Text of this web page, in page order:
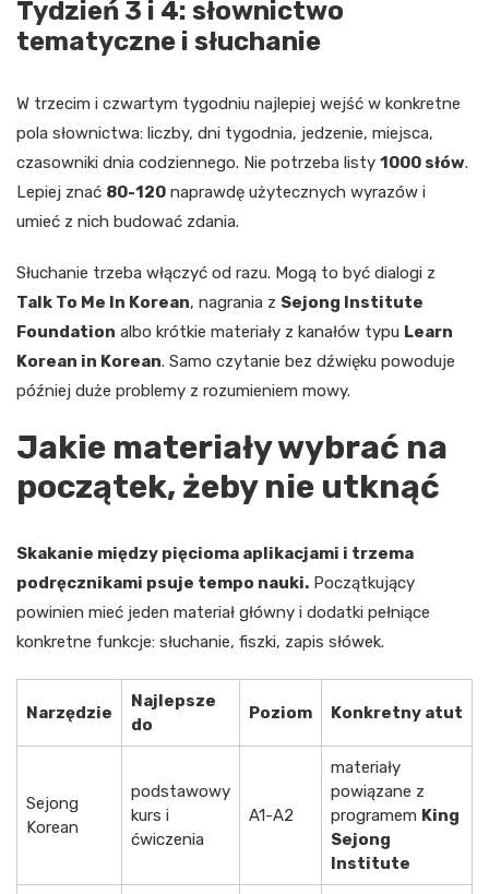
Tydzień 3 i 4: słownictwo
tematyczne i słuchanie
W trzecim i czwartym tygodniu najlepiej wejść w konkretne
pola słownictwa: liczby, dni tygodnia, jedzenie, miejsca,
czasowniki dnia codziennego. Nie potrzeba listy 1000 słów.
Lepiej znać 80-120 naprawdę użytecznych wyrazów i
umieć z nich budować zdania.
Słuchanie trzeba włączyć od razu. Mogą to być dialogi z
Talk To Me In Korean, nagrania z Sejong Institute
Foundation albo krótkie materiały z kanałów typu Learn
Korean in Korean. Samo czytanie bez dźwięku powoduje
później duże problemy z rozumieniem mowy.
Jakie materiały wybrać na
początek, żeby nie utknąć
Skakanie między pięcioma aplikacjami i trzema
podręcznikami psuje tempo nauki. Początkujący
powinien mieć jeden materiał główny i dodatki pełniące
konkretne funkcje: słuchanie, fiszki, zapis słówek.
Narzędzie
Najlepsze
do
Poziom Konkretny atut
Sejong
Korean
podstawowy
kurs i
ćwiczenia
A1-A2
materiały
powiązane z
programem King
Sejong
Institute